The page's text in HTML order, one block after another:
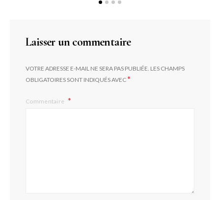
Laisser un commentaire
VOTRE ADRESSE E-MAIL NE SERA PAS PUBLIÉE. LES CHAMPS
OBLIGATOIRES SONT INDIQUÉS AVEC*
Commentaire